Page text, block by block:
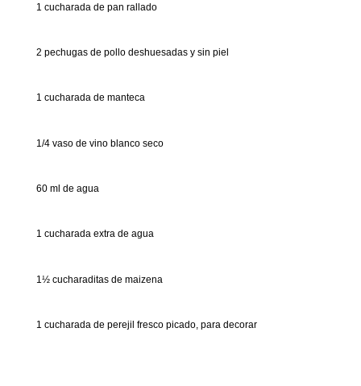
1 cucharada de pan rallado
2 pechugas de pollo deshuesadas y sin piel
1 cucharada de manteca
1/4 vaso de vino blanco seco
60 ml de agua
1 cucharada extra de agua
1½ cucharaditas de maizena
1 cucharada de perejil fresco picado, para decorar